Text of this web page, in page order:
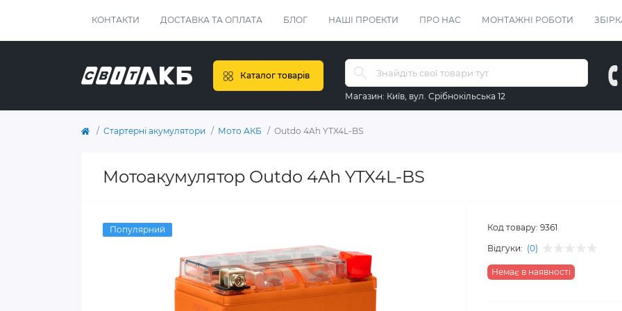
КОНТАКТИ ДОСТАВКА ТА ОПЛАТА БЛОГ НАШІ ПРОЕКТИ ПРО НАС МОНТАЖНІ РОБОТИ
Каталог товарів
Магазин: Київ, вул. Срібнокільська 12
Стартерні акумулятори Мото АКБ Outdo 4Ah YTX4L-BS
Мотоакумулятор Outdo 4Ah YTX4L-BS
Популярний Код товару: 9361
Відгуки: (0)
Немає в наявності